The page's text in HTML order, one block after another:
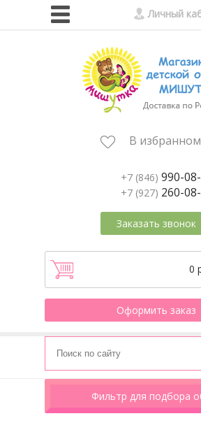
Личный
В
+7 (846) 990-
+7 (927) 260-
Заказать звонок
0
Оформить заказ
Фильтр для подбора